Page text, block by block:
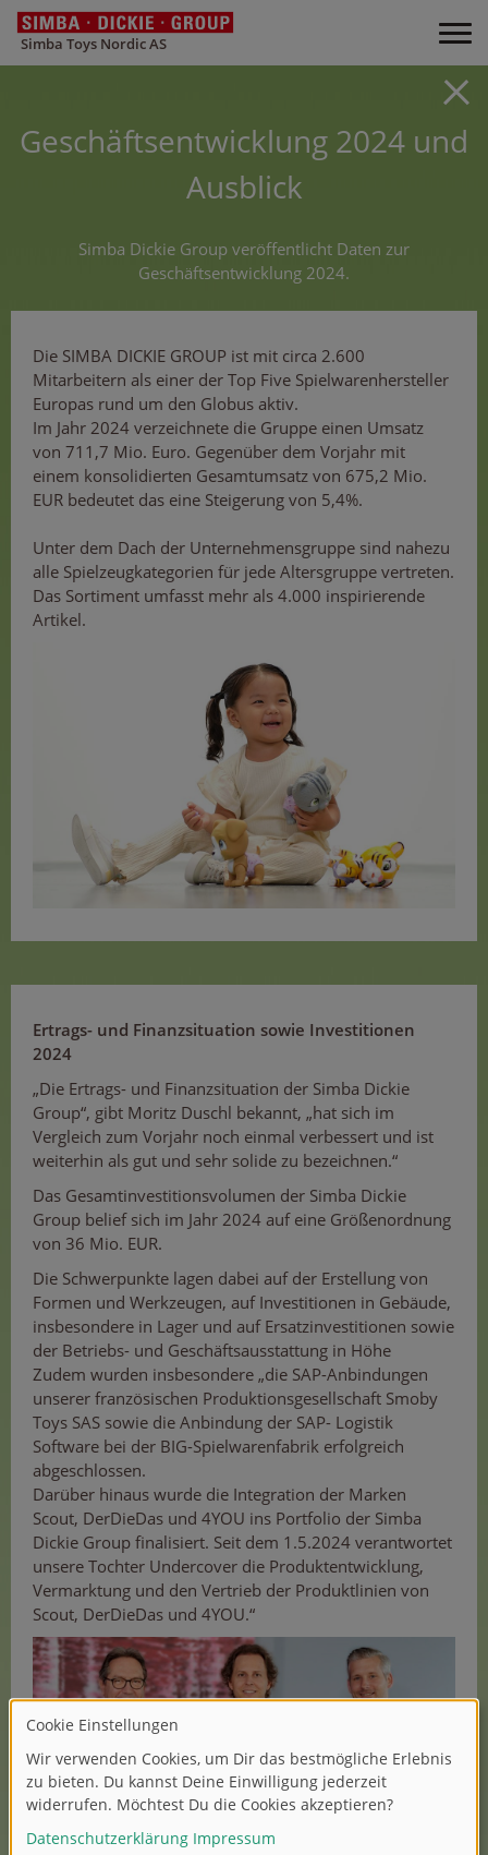
Simba Toys Nordic AS
Geschäftsentwicklung 2024 und
Ausblick
Simba Dickie Group veröffentlicht Daten zur
Geschäftsentwicklung 2024.
Die SIMBA DICKIE GROUP ist mit circa 2.600
Mitarbeitern als einer der Top Five Spielwarenhersteller
Europas rund um den Globus aktiv.
Im Jahr 2024 verzeichnete die Gruppe einen Umsatz
von 711,7 Mio. Euro. Gegenüber dem Vorjahr mit
einem konsolidierten Gesamtumsatz von 675,2 Mio.
EUR bedeutet das eine Steigerung von 5,4%.
Unter dem Dach der Unternehmensgruppe sind nahezu
alle Spielzeugkategorien für jede Altersgruppe vertreten.
Das Sortiment umfasst mehr als 4.000 inspirierende
Artikel.
Ertrags- und Finanzsituation sowie Investitionen
2024
„Die Ertrags- und Finanzsituation der Simba Dickie
Group“, gibt Moritz Duschl bekannt, „hat sich im
Vergleich zum Vorjahr noch einmal verbessert und ist
weiterhin als gut und sehr solide zu bezeichnen.“
Das Gesamtinvestitionsvolumen der Simba Dickie
Group belief sich im Jahr 2024 auf eine Größenordnung
von 36 Mio. EUR.
Die Schwerpunkte lagen dabei auf der Erstellung von
Formen und Werkzeugen, auf Investitionen in Gebäude,
insbesondere in Lager und auf Ersatzinvestitionen sowie
der Betriebs- und Geschäftsausstattung in Höhe
Zudem wurden insbesondere „die SAP-Anbindungen
unserer französischen Produktionsgesellschaft Smoby
Toys SAS sowie die Anbindung der SAP- Logistik
Software bei der BIG-Spielwarenfabrik erfolgreich
abgeschlossen.
Darüber hinaus wurde die Integration der Marken
Scout, DerDieDas und 4YOU ins Portfolio der Simba
Dickie Group finalisiert. Seit dem 1.5.2024 verantwortet
unsere Tochter Undercover die Produktentwicklung,
Vermarktung und den Vertrieb der Produktlinien von
Scout, DerDieDas und 4YOU.“